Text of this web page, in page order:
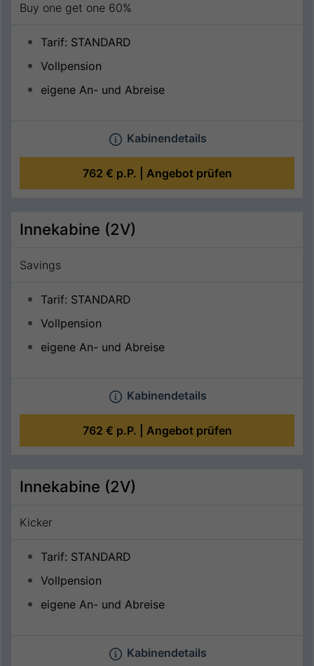
Buy one get one 60%
Tarif: STANDARD
Vollpension
eigene An- und Abreise
Kabinendetails
762 € p.P. | Angebot prüfen
Innekabine (2V)
Savings
Tarif: STANDARD
Vollpension
eigene An- und Abreise
Kabinendetails
762 € p.P. | Angebot prüfen
Innekabine (2V)
Kicker
Tarif: STANDARD
Vollpension
eigene An- und Abreise
Kabinendetails